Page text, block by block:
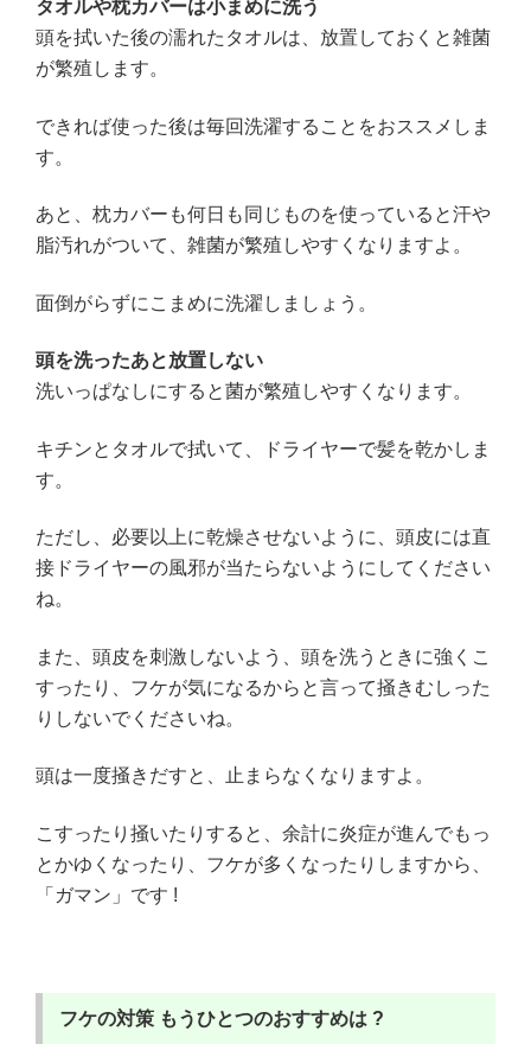
タオルや枕カバーは小まめに洗う
頭を拭いた後の濡れたタオルは、放置しておくと雑菌
が繁殖します。
できれば使った後は毎回洗濯することをおススメしま
す。
あと、枕カバーも何日も同じものを使っていると汗や
脂汚れがついて、雑菌が繁殖しやすくなりますよ。
面倒がらずにこまめに洗濯しましょう。
頭を洗ったあと放置しない
洗いっぱなしにすると菌が繁殖しやすくなります。
キチンとタオルで拭いて、ドライヤーで髪を乾かしま
す。
ただし、必要以上に乾燥させないように、頭皮には直
接ドライヤーの風邪が当たらないようにしてください
ね。
また、頭皮を刺激しないよう、頭を洗うときに強くこ
すったり、フケが気になるからと言って掻きむしった
りしないでくださいね。
頭は一度掻きだすと、止まらなくなりますよ。
こすったり掻いたりすると、余計に炎症が進んでもっ
とかゆくなったり、フケが多くなったりしますから、
「ガマン」です !
フケの対策 もうひとつのおすすめは ?